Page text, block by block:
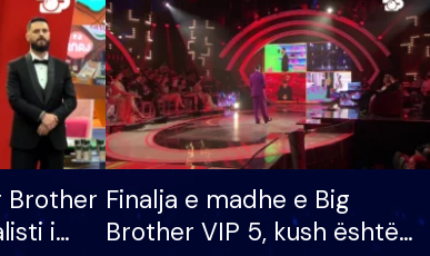
Brother
i
Finalja e madhe e Big
Brother VIP 5, kush është